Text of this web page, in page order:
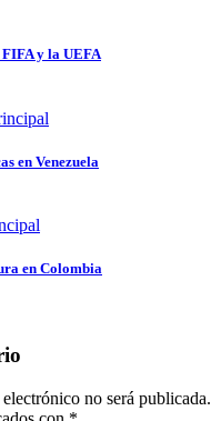
FIFA y la UEFA
en Venezuela
en Colombia
no será publicada.